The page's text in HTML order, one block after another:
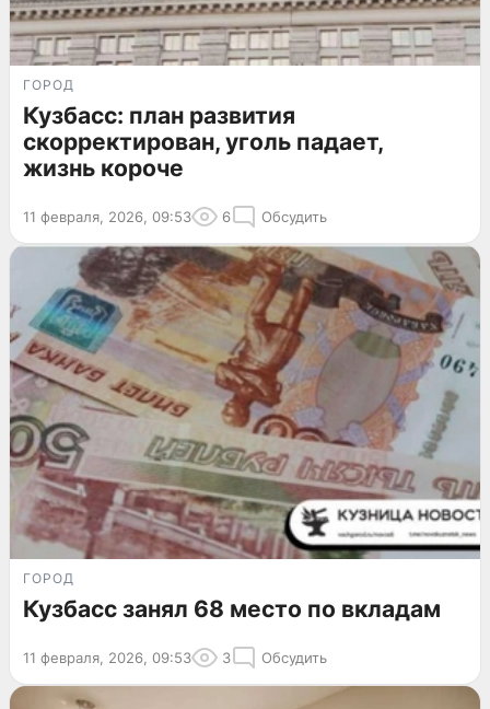
ГОРОД
Кузбасс: план развития
скорректирован, уголь падает,
жизнь короче
11 февраля, 2026, 09:53 6 Обсудить
ГОРОД
Кузбасс занял 68 место по вкладам
11 февраля, 2026, 09:53 3 Обсудить